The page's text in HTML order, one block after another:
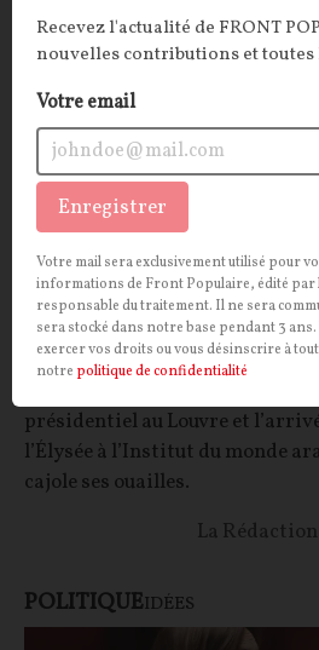
Le Louvre, Institut du
Macron place ses proches
ARTICLE.Après la Cour des
place ses troupes à la tête des
présidentiel au Louvre et
l’Élysée à l’Institut du monde
cajole ses ouailles.
La Rédaction
POLITIQUEIDÉES
Recevez l'actualité de FRONT
nouvelles contributions et
Votre email
Enregistrer
Votre mail sera exclusivement utilisé pour
informations de Front Populaire, édité par
responsable du traitement. Il ne sera
sera stocké dans notre base pendant 3
exercer vos droits ou vous désinscrire à
notre politique de confidentialité